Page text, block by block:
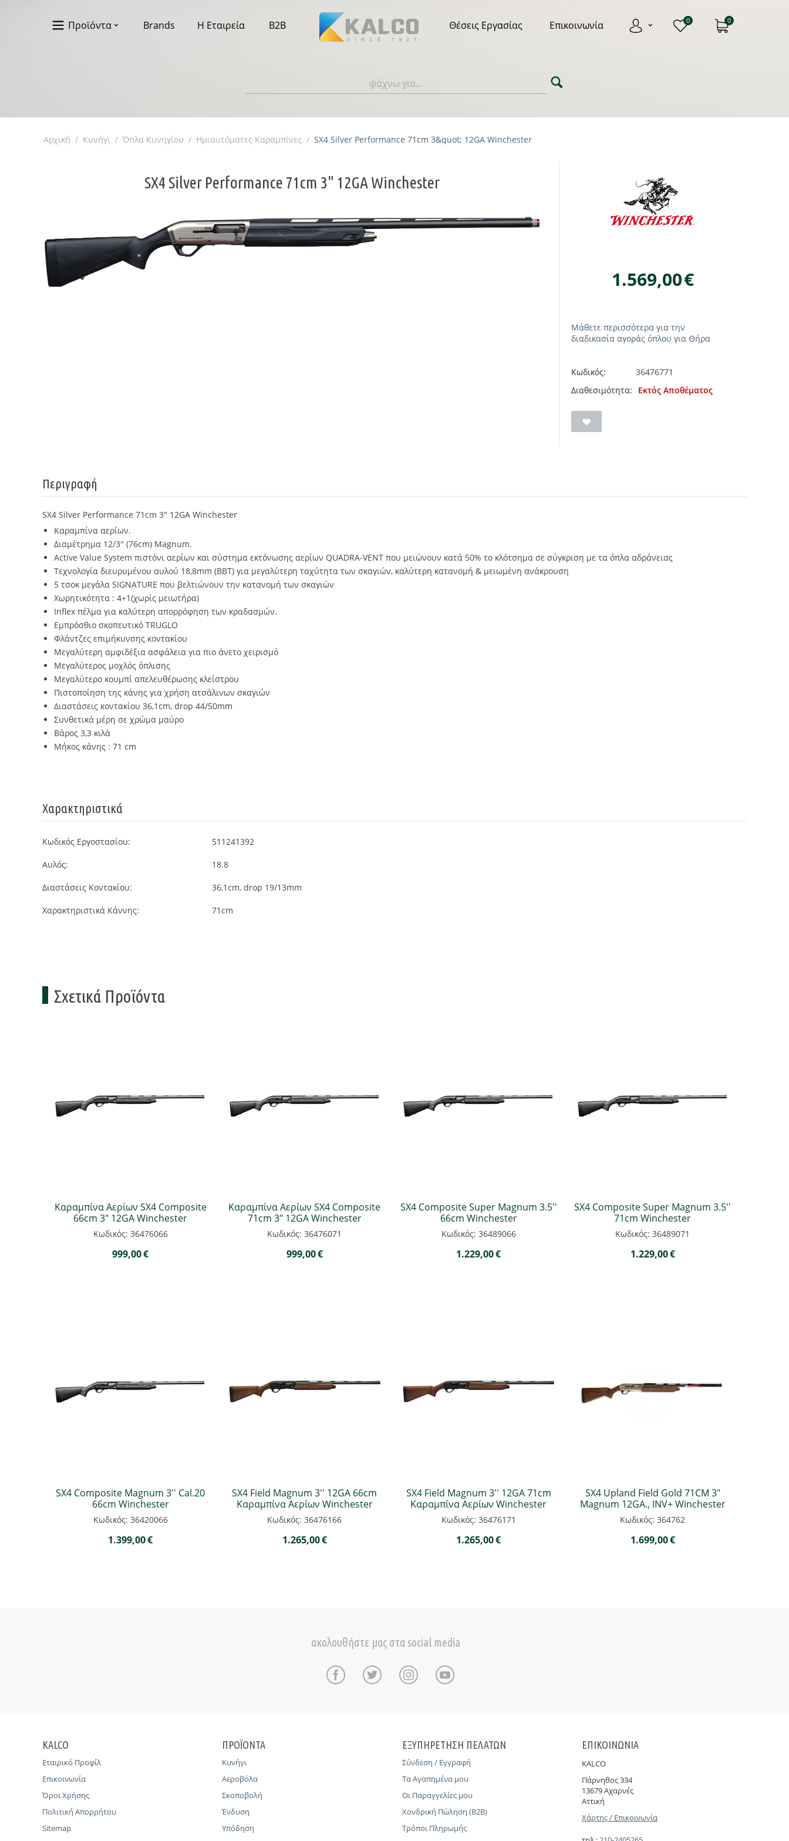
Προϊόντα Brands Η Εταιρεία B2B Θέσεις Εργασίας Επικοινωνία 0 0
Αρχική / Κυνήγι / Όπλα Κυνηγίου / Ημιαυτόματες Καραμπίνες / SX4 Silver Performance 71cm 3&quot; 12GA Winchester
SX4 Silver Performance 71cm 3" 12GA Winchester
1.569,00€
Μάθετε περισσότερα για την
διαδικασία αγοράς όπλου για Θήρα
Κωδικός:
36476771
Διαθεσιμότητα:
Εκτός Αποθέματος
Περιγραφή
SX4 Silver Performance 71cm 3" 12GA Winchester
Καραμπίνα αερίων.
Διαμέτρημα 12/3'' (76cm) Magnum.
Active Value System πιστόνι αερίων και σύστημα εκτόνωσης αερίων QUADRA-VENT που μειώνουν κατά 50% το κλότσημα σε σύγκριση με τα όπλα αδράνειας
Τεχνολογία διευρυμένου αυλού 18,8mm (BBT) για μεγαλύτερη ταχύτητα των σκαγιών, καλύτερη κατανομή & μειωμένη ανάκρουση
5 τσοκ μεγάλα SIGNATURE που βελτιώνουν την κατανομή των σκαγιών
Χωρητικότητα : 4+1(χωρίς μειωτήρα)
Inflex πέλμα για καλύτερη απορρόφηση των κραδασμών.
Εμπρόσθιο σκοπευτικό TRUGLO
Φλάντζες επιμήκυνσης κοντακίου
Μεγαλύτερη αμφιδέξια ασφάλεια για πιο άνετο χειρισμό
Μεγαλύτερος μοχλός όπλισης
Μεγαλύτερο κουμπί απελευθέρωσης κλείστρου
Πιστοποίηση της κάνης για χρήση ατσάλινων σκαγιών
Διαστάσεις κοντακίου 36,1cm, drop 44/50mm
Συνθετικά μέρη σε χρώμα μαύρο
Βάρος 3,3 κιλά
Μήκος κάνης : 71 cm
Χαρακτηριστικά
Κωδικός Εργοστασίου: 511241392
Αυλός: 18.8
Διαστάσεις Κοντακίου: 36,1cm, drop 19/13mm
Χαρακτηριστικά Κάννης: 71cm
Σχετικά Προϊόντα
Καραμπίνα Αερίων SX4 Composite
66cm 3" 12GA Winchester
Κωδικός: 36476066
999,00€
Καραμπίνα Αερίων SX4 Composite
71cm 3" 12GA Winchester
Κωδικός: 36476071
999,00€
SX4 Composite Super Magnum 3.5''
66cm Winchester
Κωδικός: 36489066
1.229,00€
SX4 Composite Super Magnum 3.5''
71cm Winchester
Κωδικός: 36489071
1.229,00€
SX4 Composite Magnum 3'' Cal.20
66cm Winchester
Κωδικός: 36420066
1.399,00€
SX4 Field Magnum 3'' 12GA 66cm
Καραμπίνα Αερίων Winchester
Κωδικός: 36476166
1.265,00€
SX4 Field Magnum 3'' 12GA 71cm
Καραμπίνα Αερίων Winchester
Κωδικός: 36476171
1.265,00€
SX4 Upland Field Gold 71CM 3"
Magnum 12GA., INV+ Winchester
Κωδικός: 364762
1.699,00€
ακολουθήστε μας στα social media
KALCO
Εταιρικό Προφίλ
Επικοινωνία
Όροι Χρήσης
Πολιτική Απορρήτου
Sitemap
ΠΡΟΪΟΝΤΑ
Κυνήγι
Αεροβόλα
Σκοποβολή
Ένδυση
Υπόδηση
ΕΞΥΠΗΡΕΤΗΣΗ ΠΕΛΑΤΩΝ
Σύνδεση / Εγγραφή
Τα Αγαπημένα μου
Οι Παραγγελίες μου
Χονδρική Πώληση (B2B)
Τρόποι Πληρωμής
ΕΠΙΚΟΙΝΩΝΙΑ
KALCO
Πάρνηθoς 334
13679 Αχαρνές
Αττική
Χάρτης / Επικοινωνία